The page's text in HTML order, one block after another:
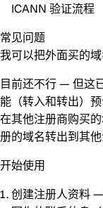
ICANN 验证流程
常见问题
我可以把外面买的
目前还不行 — 但这
能（转入和转出）
在其他注册商购买
册的域名转出到其他
开始使用
创建注册人资料—